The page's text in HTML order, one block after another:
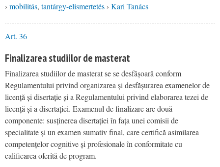
› mobilitás, tantárgy-elismertetés › Kari Tanács
Art. 36
Finalizarea studiilor de masterat
Finalizarea studiilor de masterat se se desfășoară conform
Regulamentului privind organizarea și desfășurarea examenelor de
licență și disertație și a Regulamentului privind elaborarea tezei de
licență și a disertației. Examenul de finalizare are două
componente: susținerea disertației în fața unei comisii de
specialitate și un examen sumativ final, care certifică asimilarea
competențelor cognitive și profesionale în conformitate cu
calificarea oferită de program.